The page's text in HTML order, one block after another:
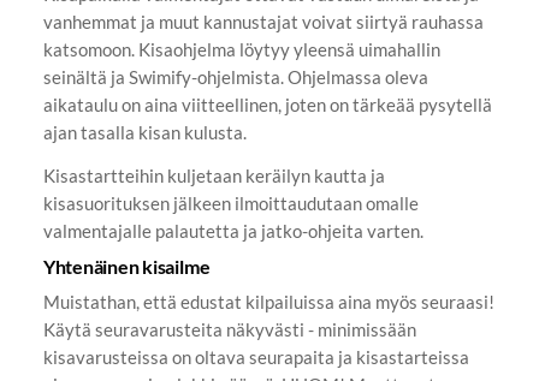
vanhemmat ja muut kannustajat voivat siirtyä rauhassa
katsomoon. Kisaohjelma löytyy yleensä uimahallin
seinältä ja Swimify-ohjelmista. Ohjelmassa oleva
aikataulu on aina viitteellinen, joten on tärkeää pysytellä
ajan tasalla kisan kulusta.
Kisastartteihin kuljetaan keräilyn kautta ja
kisasuorituksen jälkeen ilmoittaudutaan omalle
valmentajalle palautetta ja jatko-ohjeita varten.
Yhtenäinen kisailme
Muistathan, että edustat kilpailuissa aina myös seuraasi!
Käytä seuravarusteita näkyvästi - minimissään
kisavarusteissa on oltava seurapaita ja kisastarteissa